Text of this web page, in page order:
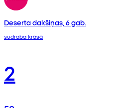
Deserta dakšiņas, 6 gab.
sudraba krāsā
2